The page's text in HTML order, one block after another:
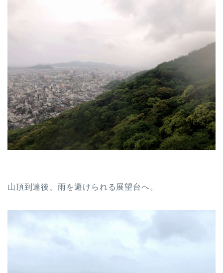
山頂到達後、雨を避けられる展望台へ。